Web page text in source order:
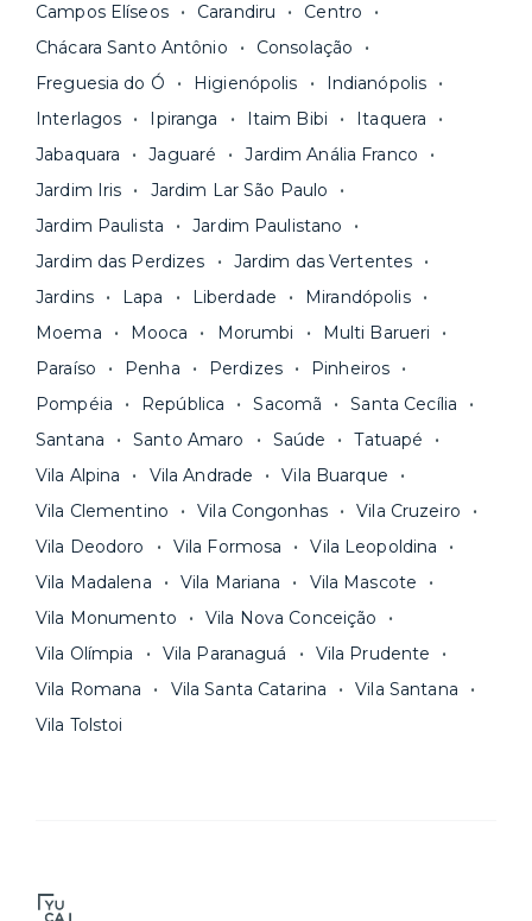
Os moradores ainda contam com a facilidade de
pagar todas as contas do mês junto com o
aluguel, em um boleto único. Quer ainda mais
praticidade? Escolha uma unidade com serviços
inclusos e solicite suporte e manutenção para a
nossa equipe via app.
Seja uma mala ou um caminhão de mudança: é
só levar as suas coisas e começar a morar.
pode comparar os valores e escolher o prazo
ideal para o seu momento de vida na página das
A melhor parte é que todo oprocesso de
documentação pelo site da Yuca e assina o
contrato na tela do seu computador ou celular.
Simples, seguro e sem burocracia!
Campos Elíseos
Carandiru
Centro
Chácara Santo Antônio
Consolação
Freguesia do Ó
Higienópolis
Indianópolis
Interlagos
Ipiranga Itaim Bibi
Itaquera
Jabaquara
Jaguaré
Jardim Anália Franco
Jardim Iris
Jardim Lar São Paulo
Jardim Paulista
Jardim Paulistano
Jardim das Perdizes
Jardim das Vertentes
Jardins
Lapa Liberdade
Mirandópolis
Moema
Mooca Morumbi
Multi Barueri
Paraíso
Penha Perdizes
Pinheiros
Pompéia
República Sacomã
Santa Cecília
Santana
Santo Amaro Saúde
Tatuapé
Vila Alpina
Vila Andrade
Vila Buarque
Vila Clementino
Vila Congonhas
Vila Cruzeiro
Vila Deodoro
Vila Formosa
Vila Leopoldina
Vila Madalena
Vila Mariana
Vila Mascote
Vila Monumento
Vila Nova Conceição
Vila Olímpia
Vila Paranaguá
Vila Prudente
Vila Romana
Vila Santa Catarina
Vila Santana
Vila Tolstoi